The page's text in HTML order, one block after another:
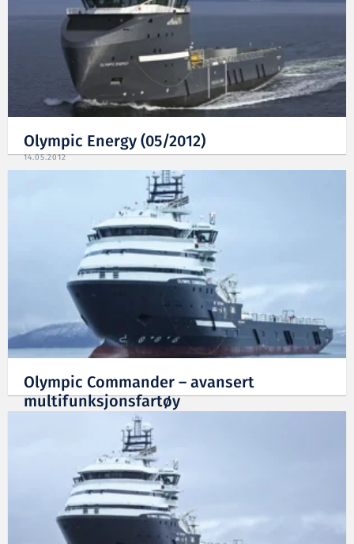
Olympic Energy (05/2012)
14.05.2012
Olympic Commander – avansert
multifunksjonsfartøy